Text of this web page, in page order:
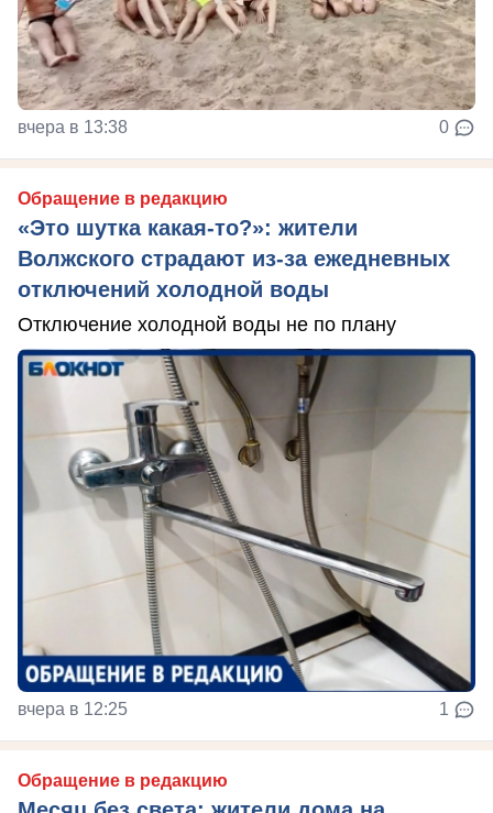
вчера в 13:38 0
Обращение в редакцию
«Это шутка какая-то?»: жители
Волжского страдают из‑за ежедневных
отключений холодной воды
Отключение холодной воды не по плану
вчера в 12:25 1
Обращение в редакцию